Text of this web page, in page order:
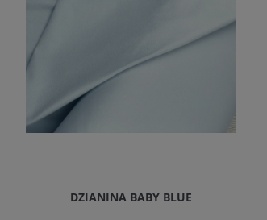
DZIANINA BABY BLUE